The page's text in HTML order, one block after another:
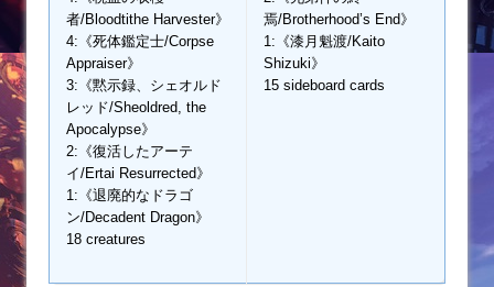
者/Bloodtithe Harvester》
4:《死体鑑定士/Corpse
Appraiser》
3:《黙示録、シェオルド
レッド/Sheoldred, the
Apocalypse》
2:《復活したアーテ
イ/Ertai Resurrected》
1:《退廃的なドラゴ
ン/Decadent Dragon》
18 creatures
焉/Brotherhood’s End》
1:《漆月魁渡/Kaito
Shizuki》
15 sideboard cards